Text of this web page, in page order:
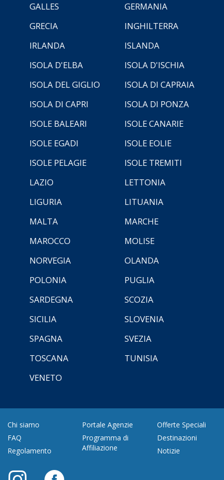
GALLES
GERMANIA
GRECIA
INGHILTERRA
IRLANDA
ISLANDA
ISOLA D'ELBA
ISOLA D'ISCHIA
ISOLA DEL GIGLIO
ISOLA DI CAPRAIA
ISOLA DI CAPRI
ISOLA DI PONZA
ISOLE BALEARI
ISOLE CANARIE
ISOLE EGADI
ISOLE EOLIE
ISOLE PELAGIE
ISOLE TREMITI
LAZIO
LETTONIA
LIGURIA
LITUANIA
MALTA
MARCHE
MAROCCO
MOLISE
NORVEGIA
OLANDA
POLONIA
PUGLIA
SARDEGNA
SCOZIA
SICILIA
SLOVENIA
SPAGNA
SVEZIA
TOSCANA
TUNISIA
VENETO
Chi siamo
FAQ
Regolamento
Portale Agenzie
Programma di
Affiliazione
Offerte Speciali
Destinazioni
Notizie